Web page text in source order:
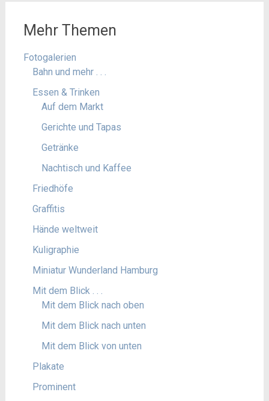
Mehr Themen
Fotogalerien
Bahn und mehr . . .
Essen & Trinken
Auf dem Markt
Gerichte und Tapas
Getränke
Nachtisch und Kaffee
Friedhöfe
Graffitis
Hände weltweit
Kuligraphie
Miniatur Wunderland Hamburg
Mit dem Blick . . .
Mit dem Blick nach oben
Mit dem Blick nach unten
Mit dem Blick von unten
Plakate
Prominent